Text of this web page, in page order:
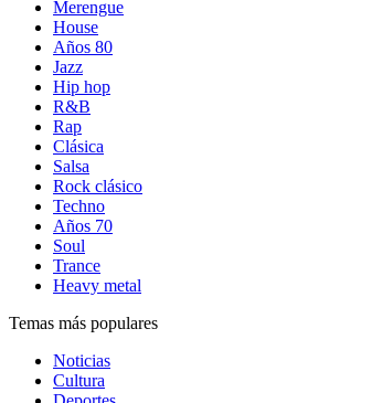
Merengue
House
Años 80
Jazz
Hip hop
R&B
Rap
Clásica
Salsa
Rock clásico
Techno
Años 70
Soul
Trance
Heavy metal
Temas más populares
Noticias
Cultura